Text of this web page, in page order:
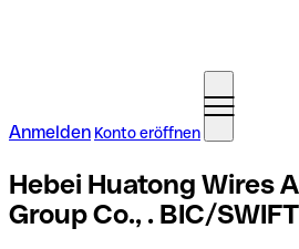
Anmelden Konto eröffnen
Hebei Huatong Wires
Group Co., . BIC/